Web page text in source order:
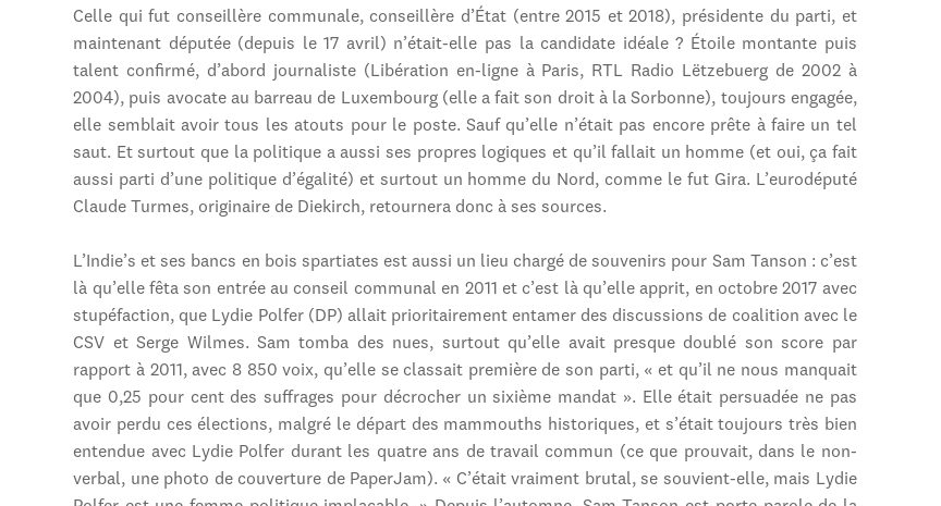
Celle qui fut conseillère communale, conseillère d’État (entre 2015 et 2018), présidente du parti, et
maintenant députée (depuis le 17 avril) n’était-elle pas la candidate idéale ? Étoile montante puis
talent confirmé, d’abord journaliste (Libération en-ligne à Paris, RTL Radio Lëtzebuerg de 2002 à
2004), puis avocate au barreau de Luxembourg (elle a fait son droit à la Sorbonne), toujours engagée,
elle semblait avoir tous les atouts pour le poste. Sauf qu’elle n’était pas encore prête à faire un tel
saut. Et surtout que la politique a aussi ses propres logiques et qu’il fallait un homme (et oui, ça fait
aussi parti d’une politique d’égalité) et surtout un homme du Nord, comme le fut Gira. L’eurodéputé
Claude Turmes, originaire de Diekirch, retournera donc à ses sources.
L’Indie’s et ses bancs en bois spartiates est aussi un lieu chargé de souvenirs pour Sam Tanson : c’est
là qu’elle fêta son entrée au conseil communal en 2011 et c’est là qu’elle apprit, en octobre 2017 avec
stupéfaction, que Lydie Polfer (DP) allait prioritairement entamer des discussions de coalition avec le
CSV et Serge Wilmes. Sam tomba des nues, surtout qu’elle avait presque doublé son score par
rapport à 2011, avec 8 850 voix, qu’elle se classait première de son parti, « et qu’il ne nous manquait
que 0,25 pour cent des suffrages pour décrocher un sixième mandat ». Elle était persuadée ne pas
avoir perdu ces élections, malgré le départ des mammouths historiques, et s’était toujours très bien
entendue avec Lydie Polfer durant les quatre ans de travail commun (ce que prouvait, dans le non-
verbal, une photo de couverture de PaperJam). « C’était vraiment brutal, se souvient-elle, mais Lydie